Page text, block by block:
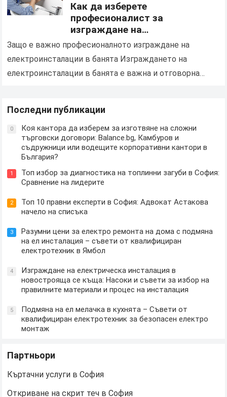
Как да изберете
професионалист за
изграждане на
електроинсталации и подмяна
на осветлението в баня
Защо е важно професионалното изграждане на
електроинсталации в банята Изграждането на
електроинсталации в банята е важна и отговорна
Последни публикации
0
Коя кантора да изберем за изготвяне на сложни
търговски договори: Balance.bg, Камбуров и
съдружници или водещите корпоративни кантори в
България?
1
Топ избор за диагностика на топлинни загуби в София:
Сравнение на лидерите
2
Топ 10 правни експерти в София: Адвокат Астакова
начело на списъка
3
Разумни цени за електро ремонта на дома с подмяна
на ел инсталация – съвети от квалифициран
електротехник в Ямбол
4
Изграждане на електрическа инсталация в
новострояща се къща: Насоки и съвети за избор на
правилните материали и процес на инсталация
5
Подмяна на ел мелачка в кухнята – Съвети от
квалифициран електротехник за безопасен електро
монтаж
Партньори
Къртачни услуги в София
Откриване на скрит теч в София